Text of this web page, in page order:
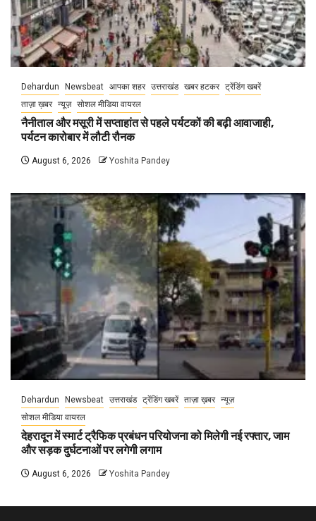
Dehardun Newsbeat आपका शहर उत्तराखंड खबर हटकर ट्रेंडिंग खबरें
ताज़ा ख़बर न्यूज़ सोशल मीडिया वायरल
नैनीताल और मसूरी में सप्ताहांत से पहले पर्यटकों की बढ़ी आवाजाही,
पर्यटन कारोबार में लौटी रौनक
August 6, 2026 Yoshita Pandey
Dehardun Newsbeat उत्तराखंड ट्रेंडिंग खबरें ताज़ा ख़बर न्यूज़
सोशल मीडिया वायरल
देहरादून में स्मार्ट ट्रैफिक प्रबंधन परियोजना को मिलेगी नई रफ्तार, जाम
और सड़क दुर्घटनाओं पर लगेगी लगाम
August 6, 2026 Yoshita Pandey